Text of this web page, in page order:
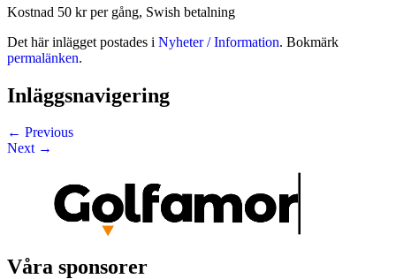
Kostnad 50 kr per gång, Swish betalning
Det här inlägget postades i Nyheter / Information. Bokmärk
permalänken.
Inläggsnavigering
← Previous
Next →
Våra sponsorer